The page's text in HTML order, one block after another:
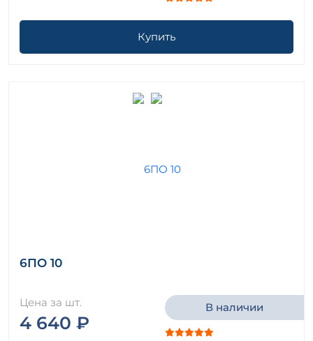
Купить
6ПО 10
Цена за шт.
4 640 ₽
В наличии